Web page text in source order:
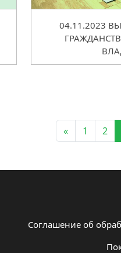
04.11.2023
« 1 2
Соглашение об